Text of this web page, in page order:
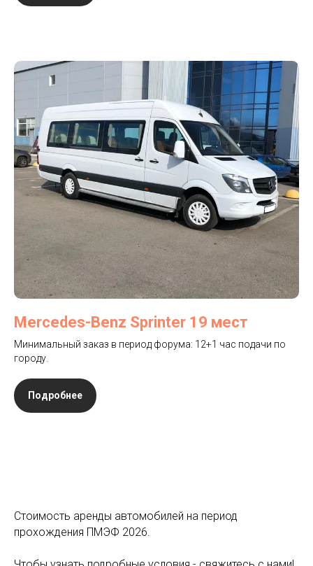
Mercedes-Benz Sprinter 19 мест
Минимальный заказ в период форума: 12+1 час подачи по
городу.
Подробнее
Стоимость аренды автомобилей на период
прохождения ПМЭФ 2026.